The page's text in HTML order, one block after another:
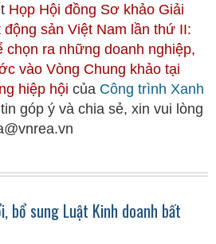
Họp Hội đồng Sơ khảo Giải
sản Việt Nam lần thứ II:
chọn ra những doanh nghiệp,
vào Vòng Chung khảo tại
hiệp hội của Công trình Xanh
góp ý và chia sẻ, xin vui lòng
bổ sung Luật Kinh doanh bất